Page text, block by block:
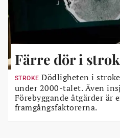
Färre dör i
STROKE Dödligheten i
under 2000-talet. Även
Förebyggande åtgärder är
framgångsfaktorerna.